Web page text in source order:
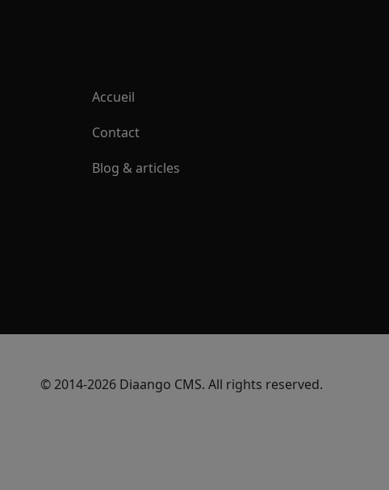
Accueil
Contact
Blog & articles
© 2014-2026 Diaango CMS. All rights reserved.